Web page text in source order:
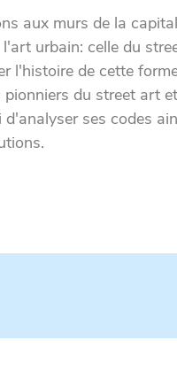
aux murs de la
urbain: celle du
l'histoire de cette
du street art et
ses codes